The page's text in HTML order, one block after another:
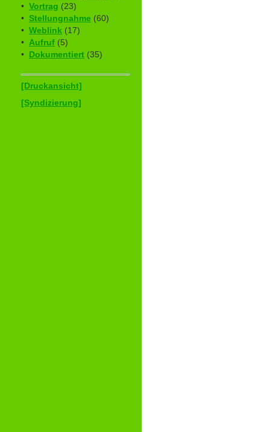
• Vortrag (23)
• Stellungnahme (60)
• Weblink (17)
• Aufruf (5)
• Dokumentiert (35)
[Druckansicht]
[Syndizierung]